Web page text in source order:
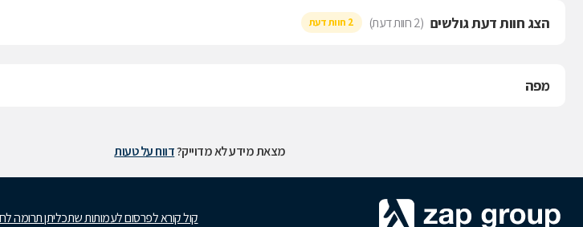
הצג חוות דעת גולשים (2 חוות דעת) 2 חוות דעת
מפה
מצאת מידע לא מדוייק?דווח על טעות
קול קורא לפרסום לעמותות שתכליתן תרומה